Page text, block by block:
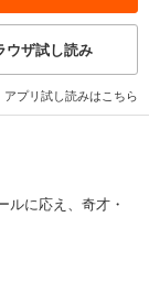
ウザ試し読み
アプリ試し読みはこちら
に応え、奇才・